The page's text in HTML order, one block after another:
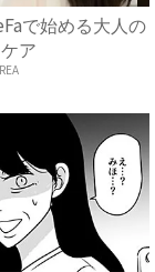
で始める大人の
ア